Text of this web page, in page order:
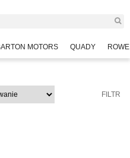
MOTORS QUADY
FILTR